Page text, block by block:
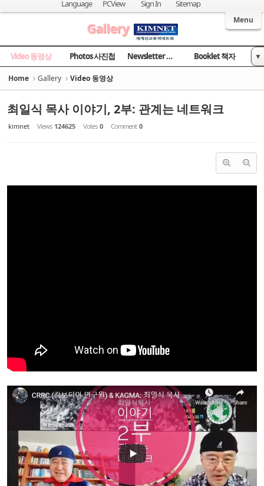
Welcome to Kingdom Inter-Missions Network
Language PCView Sign In Sitemap
Menu
Gallery
Video 동영상 Photos 사진첩 Newsletter 소식지 Booklet 책자
News 국민일보
▼
Home Gallery Video 동영상
최일식 목사 이야기, 2부: 관계는 네트워크
kimnet Views 124625 Votes 0 Comment 0